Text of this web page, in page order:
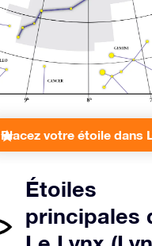
Placez votre étoile dans
Étoiles
principales